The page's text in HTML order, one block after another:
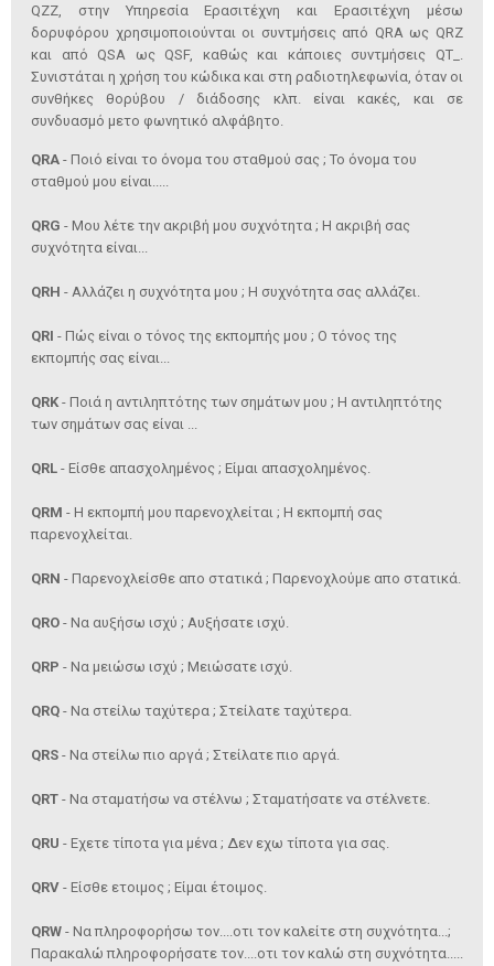
QZZ, στην Υπηρεσία Ερασιτέχνη και Ερασιτέχνη μέσω
δορυφόρου χρησιμοποιούνται οι συντμήσεις από QRA ως QRZ
και από QSA ως QSF, καθώς και κάποιες συντμήσεις QT_.
Συνιστάται η χρήση του κώδικα και στη ραδιοτηλεφωνία, όταν οι
συνθήκες θορύβου / διάδοσης κλπ. είναι κακές, και σε
συνδυασμό μετο φωνητικό αλφάβητο.
QRA - Ποιό είναι το όνομα του σταθμού σας ; Το όνομα του
σταθμού μου είναι.....
QRG - Μου λέτε την ακριβή μου συχνότητα ; Η ακριβή σας
συχνότητα είναι...
QRH - Αλλάζει η συχνότητα μου ; Η συχνότητα σας αλλάζει.
QRI - Πώς είναι ο τόνος της εκπομπής μου ; Ο τόνος της
εκπομπής σας είναι...
QRK - Ποιά η αντιληπτότης των σημάτων μου ; Η αντιληπτότης
των σημάτων σας είναι ...
QRL - Είσθε απασχολημένος ; Είμαι απασχολημένος.
QRM - Η εκπομπή μου παρενοχλείται ; Η εκπομπή σας
παρενοχλείται.
QRN - Παρενοχλείσθε απο στατικά ; Παρενοχλούμε απο στατικά.
QRO - Να αυξήσω ισχύ ; Αυξήσατε ισχύ.
QRP - Να μειώσω ισχύ ; Μειώσατε ισχύ.
QRQ - Να στείλω ταχύτερα ; Στείλατε ταχύτερα.
QRS - Να στείλω πιο αργά ; Στείλατε πιο αργά.
QRT - Να σταματήσω να στέλνω ; Σταματήσατε να στέλνετε.
QRU - Εχετε τίποτα για μένα ; Δεν εχω τίποτα για σας.
QRV - Είσθε ετοιμος ; Είμαι έτοιμος.
QRW - Να πληροφορήσω τον....οτι τον καλείτε στη συχνότητα...;
Παρακαλώ πληροφορήσατε τον....οτι τον καλώ στη συχνότητα.....